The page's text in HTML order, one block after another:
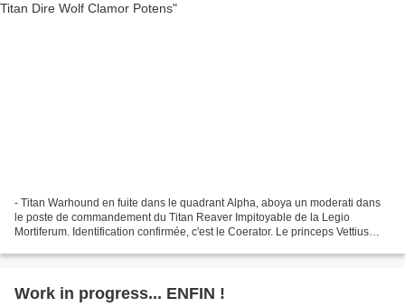
- Titan Warhound en fuite dans le quadrant Alpha, aboya un moderati dans
le poste de commandement du Titan Reaver Impitoyable de la Legio
Mortiferum. Identification confirmée, c'est le Coerator. Le princeps Vettius
Work in progress... ENFIN !